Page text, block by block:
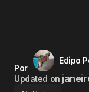
Por
Edipo
Updated on